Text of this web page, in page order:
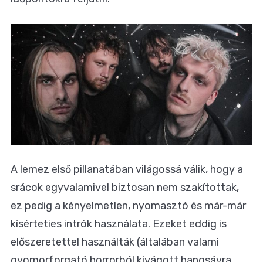
A lemez első pillanatában világossá válik, hogy a
srácok egyvalamivel biztosan nem szakítottak,
ez pedig a kényelmetlen, nyomasztó és már-már
kísérteties intrók használata. Ezeket eddig is
előszeretettel használták (általában valami